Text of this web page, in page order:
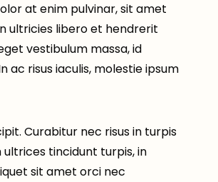
at enim pulvinar, sit amet
ultricies libero et hendrerit
vestibulum massa, id
ac risus iaculis, molestie ipsum
Curabitur nec risus in turpis
tincidunt turpis, in
sit amet orci nec